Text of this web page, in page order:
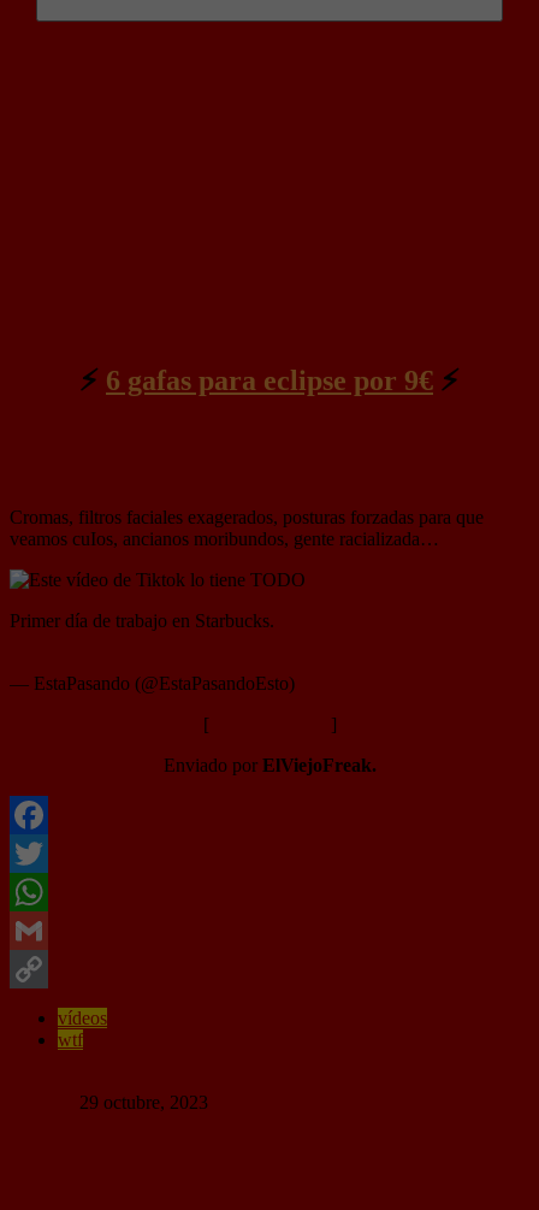
⚡ 6 gafas para eclipse por 9€ ⚡
Cromas, filtros faciales exagerados, posturas forzadas para que
veamos cuIos, ancianos moribundos, gente racializada…
Primer día de trabajo en Starbucks.
— EstaPasando (@EstaPasandoEsto)
[Ver vídeo en X ]
Enviado por ElViejoFreak.
Facebook
Twitter
WhatsApp
Gmail
Link
vídeos
wtf
29 octubre, 2023